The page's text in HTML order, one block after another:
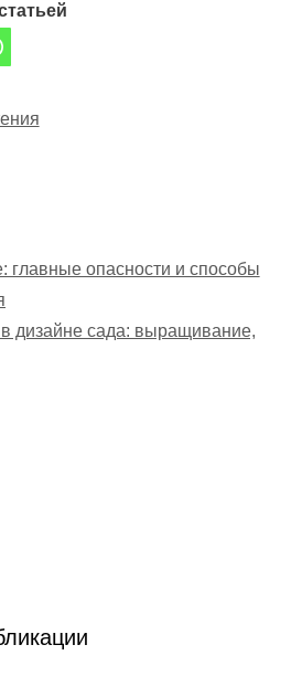
главные опасности и способы
дизайне сада: выращивание,